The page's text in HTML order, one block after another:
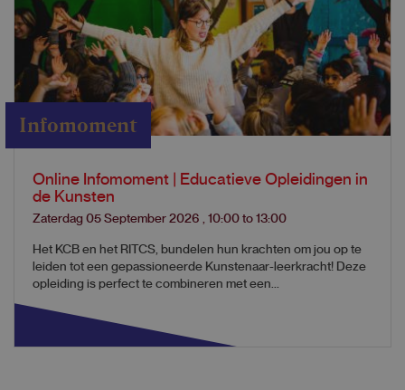
Infomoment
Online Infomoment | Educatieve Opleidingen in
de Kunsten
Zaterdag 05 September 2026 , 10:00 to 13:00
Het KCB en het RITCS, bundelen hun krachten om jou op te
leiden tot een gepassioneerde Kunstenaar-leerkracht! Deze
opleiding is perfect te combineren met een...